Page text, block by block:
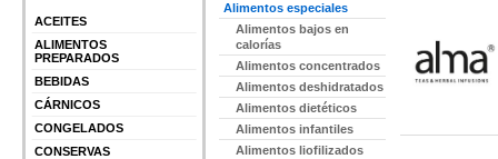
ACEITES
ALIMENTOS
PREPARADOS
BEBIDAS
CÁRNICOS
CONGELADOS
CONSERVAS
Alimentos especiales
Alimentos bajos en
calorías
Alimentos concentrados
Alimentos deshidratados
Alimentos dietéticos
Alimentos infantiles
Alimentos liofilizados